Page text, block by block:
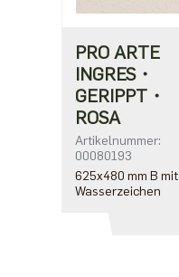
PRO ARTE
INGRES・
GERIPPT・
ROSA
Artikelnummer:
00080193
625x480 mm B mit
Wasserzeichen